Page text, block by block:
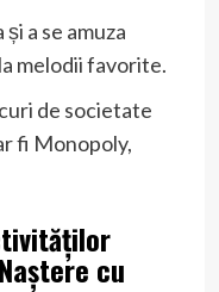
a se amuza
melodii favorite.
de societate
fi Monopoly,
cu